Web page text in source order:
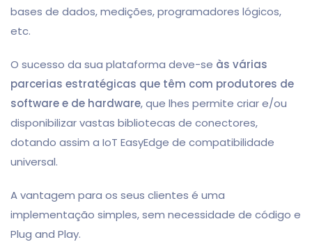
bases de dados, medições, programadores lógicos,
etc.
O sucesso da sua plataforma deve-se às várias
parcerias estratégicas que têm com produtores de
software e de hardware, que lhes permite criar e/ou
disponibilizar vastas bibliotecas de conectores,
dotando assim a IoT EasyEdge de compatibilidade
universal.
A vantagem para os seus clientes é uma
implementação simples, sem necessidade de código e
Plug and Play.